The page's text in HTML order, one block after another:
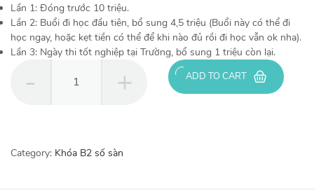
Lần 1: Đóng trước 10 triệu.
Lần 2: Buổi đi học đầu tiên, bổ sung 4,5 triệu (Buổi này có thể đi
học ngay, hoặc kẹt tiền có thể để khi nào đủ rồi đi học vẫn ok nha).
Lần 3: Ngày thi tốt nghiệp tại Trường, bổ sung 1 triệu còn lại.
2020
ADD TO CART
Category: Khóa B2 số sàn